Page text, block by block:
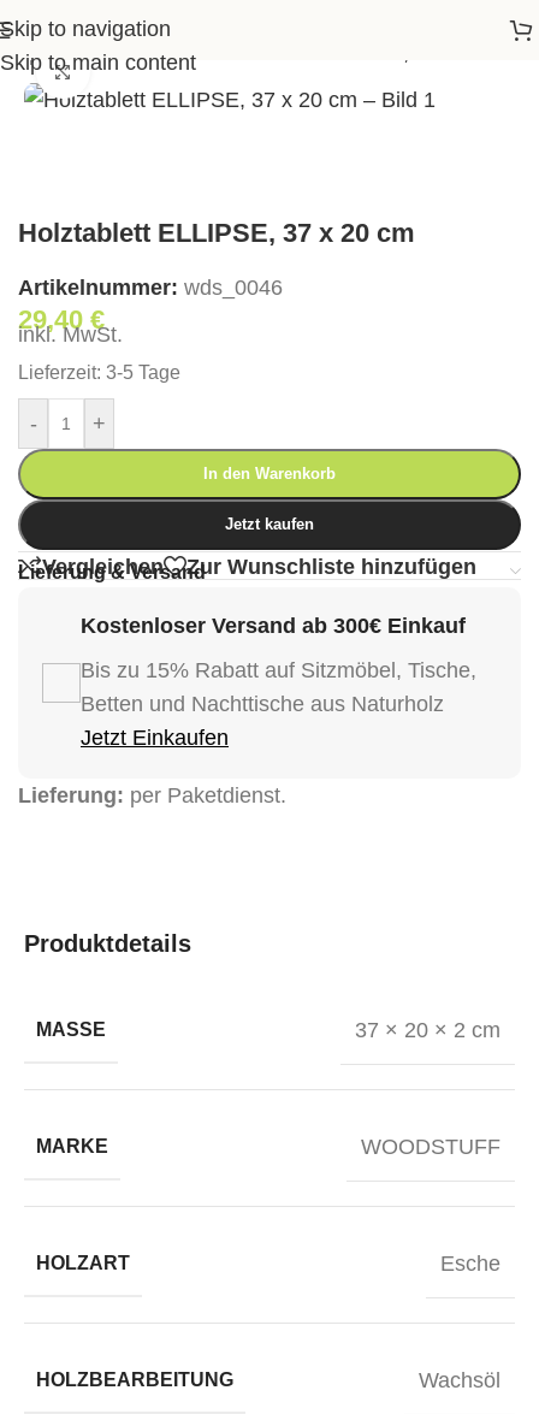
Skip to navigation
Skip to main content
>Accessoires>
Klick zum Vergrößern
Holztablett ELLIPSE, 37 x 20 cm
Artikelnummer: wds_0046
29,40 €
inkl. MwSt.
Lieferzeit: 3-5 Tage
- +
In den Warenkorb
Jetzt kaufen
Vergleichen Zur Wunschliste hinzufügen
Lieferung & Versand
Kostenloser Versand ab 300€ Einkauf
Bis zu 15% Rabatt auf Sitzmöbel, Tische,
Betten und Nachttische aus Naturholz
Jetzt Einkaufen
Lieferung: per Paketdienst.
Produktdetails
MASSE 37 × 20 × 2 cm
MARKE WOODSTUFF
HOLZART Esche
HOLZBEARBEITUNG Wachsöl